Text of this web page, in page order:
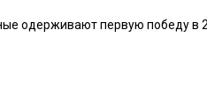
одерживают первую победу в